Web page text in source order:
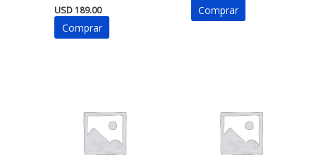
USD189.00
Comprar
Comprar